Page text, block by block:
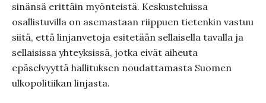
sinänsä erittäin myönteistä. Keskusteluissa
osallistuvilla on asemastaan riippuen tietenkin vastuu
siitä, että linjanvetoja esitetään sellaisella tavalla ja
sellaisissa yhteyksissä, jotka eivät aiheuta
epäselvyyttä hallituksen noudattamasta Suomen
ulkopolitiikan linjasta.